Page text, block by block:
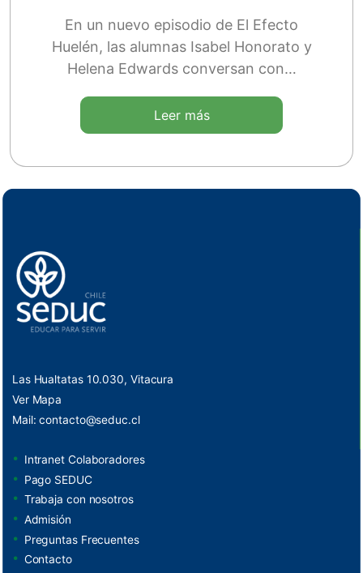
En un nuevo episodio de El Efecto
Huelén, las alumnas Isabel Honorato y
Helena Edwards conversan con…
Leer más
Las Hualtatas 10.030, Vitacura
Ver Mapa
Mail:contacto@seduc.cl
Intranet Colaboradores
Pago SEDUC
Trabaja con nosotros
Admisión
Preguntas Frecuentes
Contacto